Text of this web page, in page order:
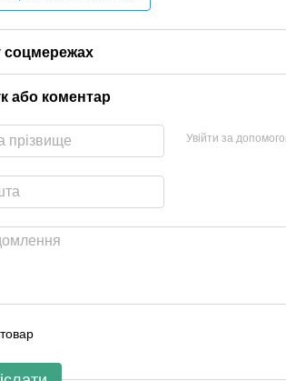
соцмережах
або коментар
Увійти за